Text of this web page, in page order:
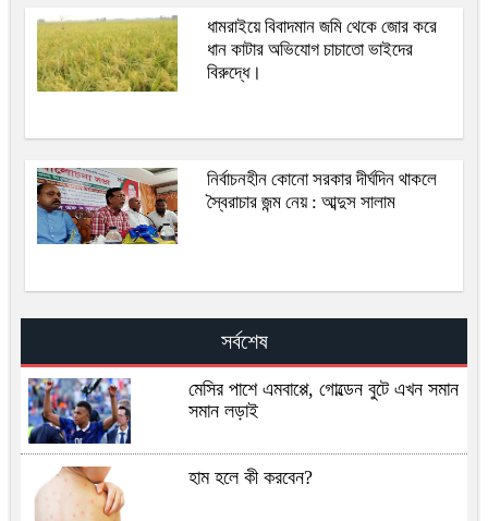
ধামরাইয়ে বিবাদমান জমি থেকে জোর করে
ধান কাটার অভিযোগ চাচাতো ভাইদের
বিরুদ্ধে।
নির্বাচনহীন কোনো সরকার দীর্ঘদিন থাকলে
স্বৈরাচার জন্ম নেয় : আব্দুস সালাম
সর্বশেষ
মেসির পাশে এমবাপ্পে, গোল্ডেন বুটে এখন সমান
সমান লড়াই
হাম হলে কী করবেন?